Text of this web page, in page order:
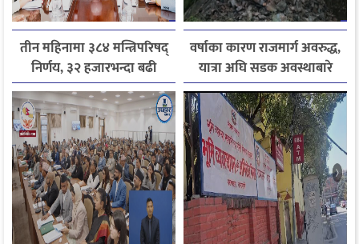
तीन महिनामा ३८४ मन्त्रिपरिषद्
निर्णय, ३२ हजारभन्दा बढी
गुनासो फर्छ्योट
वर्षाका कारण राजमार्ग अवरुद्ध,
यात्रा अघि सडक अवस्थाबारे
जानकारी लिन आग्रह